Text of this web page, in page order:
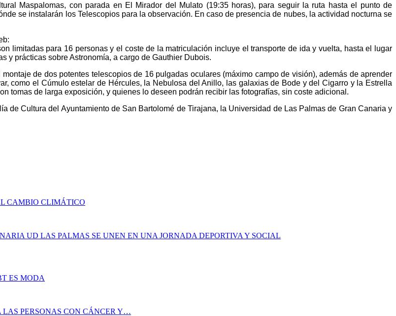
Maspalomas, con parada en El Mirador del Mulato (19:35 horas), para seguir la ruta hasta el punto de
se instalarán los Telescopios para la observación. En caso de presencia de nubes, la actividad nocturna se
limitadas para 16 personas y el coste de la matriculación incluye el transporte de ida y vuelta, hasta el lugar
y prácticas sobre Astronomía, a cargo de Gauthier Dubois.
montaje de dos potentes telescopios de 16 pulgadas oculares (máximo campo de visión), además de aprender
como el Cúmulo estelar de Hércules, la Nebulosa del Anillo, las galaxias de Bode y del Cigarro y la Estrella
tomas de larga exposición, y quienes lo deseen podrán recibir las fotografías, sin coste adicional.
de Cultura del Ayuntamiento de San Bartolomé de Tirajana, la Universidad de Las Palmas de Gran Canaria y
CAMBIO CLIMÁTICO
UD LAS PALMAS SE UNEN EN UNA JORNADA DEPORTIVA Y SOCIAL
ES MODA
PERSONAS CON CÁNCER Y…